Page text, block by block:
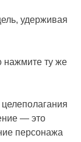
удерживая
нажмите ту же
— это
персонажа